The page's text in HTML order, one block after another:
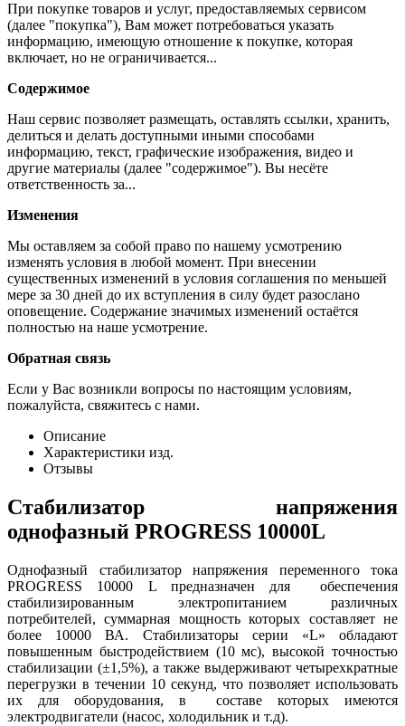
При покупке товаров и услуг, предоставляемых сервисом
(далее "покупка"), Вам может потребоваться указать
информацию, имеющую отношение к покупке, которая
включает, но не ограничивается...
Содержимое
Наш сервис позволяет размещать, оставлять ссылки, хранить,
делиться и делать доступными иными способами
информацию, текст, графические изображения, видео и
другие материалы (далее "содержимое"). Вы несёте
ответственность за...
Изменения
Мы оставляем за собой право по нашему усмотрению
изменять условия в любой момент. При внесении
существенных изменений в условия соглашения по меньшей
мере за 30 дней до их вступления в силу будет разослано
оповещение. Содержание значимых изменений остаётся
полностью на наше усмотрение.
Обратная связь
Если у Вас возникли вопросы по настоящим условиям,
пожалуйста, свяжитесь с нами.
Описание
Характеристики изд.
Отзывы
Стабилизатор напряжения
однофазный PROGRESS 10000L
Однофазный стабилизатор напряжения переменного тока
PROGRESS 10000 L предназначен для обеспечения
стабилизированным электропитанием различных
потребителей, суммарная мощность которых составляет не
более 10000 ВА. Стабилизаторы серии «L» обладают
повышенным быстродействием (10 мс), высокой точностью
стабилизации (±1,5%), а также выдерживают четырехкратные
перегрузки в течении 10 секунд, что позволяет использовать
их для оборудования, в составе которых имеются
электродвигатели (насос, холодильник и т.д).